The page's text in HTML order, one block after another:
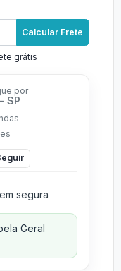
Calcular Frete
grátis
por
- SP
segura
Geral